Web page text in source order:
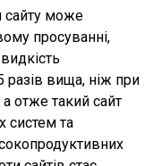
сайту може
просуванні,
разів вища, ніж при
а отже такий сайт
систем та